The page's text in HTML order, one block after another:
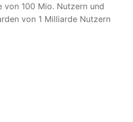
von 100 Mio. Nutzern und
von 1 Milliarde Nutzern